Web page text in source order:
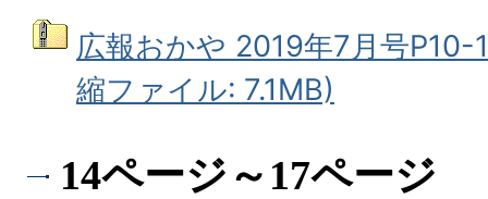
広報おかや 2019年7月号
縮ファイル: 7.1MB)
14ページ～17ページ